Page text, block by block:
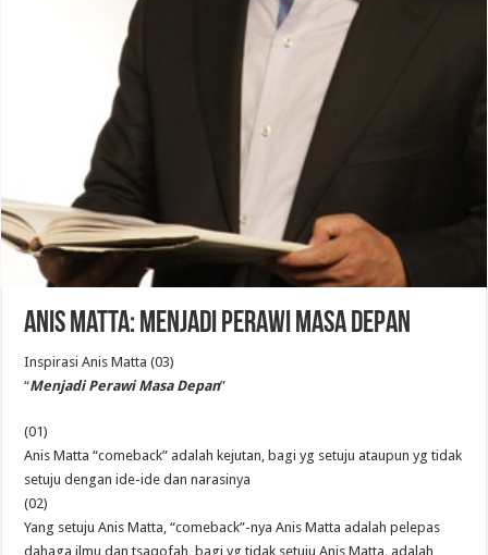
Anis Matta: Menjadi Perawi Masa Depan
Inspirasi Anis Matta (03)
“Menjadi Perawi Masa Depan”
(01)
Anis Matta “comeback” adalah kejutan, bagi yg setuju ataupun yg tidak
setuju dengan ide-ide dan narasinya
(02)
Yang setuju Anis Matta, “comeback”-nya Anis Matta adalah pelepas
dahaga ilmu dan tsaqofah, bagi yg tidak setuju Anis Matta, adalah